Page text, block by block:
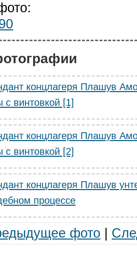
концлагеря Плашув
с винтовкой [1]
концлагеря Плашув
с винтовкой [2]
концлагеря Плашув
процессе
фото